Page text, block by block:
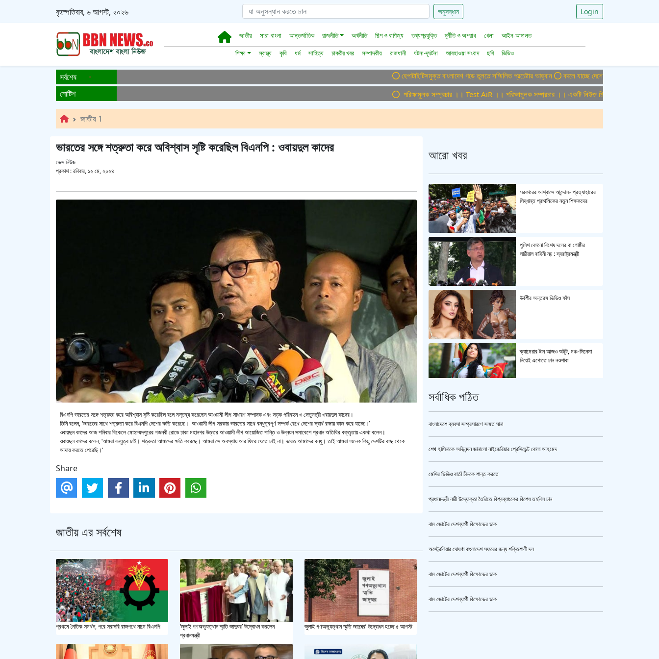
বৃহস্পতিবার, ৬ আগস্ট, ২০২৬ অনুসন্ধান Login
জাতীয় সারা-বাংলা আন্তর্জাতিক রাজনীতি অর্থনীতি শিল্প ও বাণিজ্য তথ্যপ্রযুক্তি দূর্নীতি ও অপরাধ খেলা
আইন-আদালত
শিক্ষা
স্বাস্থ্য কৃষি ধর্ম সাহিত্য চাকরীর খবর সম্পাদকীয় রাজধানী ঘটনা-দূঘর্টনা আবহাওয়া সংবাদ ছবি ভিডিও
সর্বশেষ হেপাটাইটিসমুক্ত বাংলাদেশ গড়ে তুলতে সম্মিলিত প্রচেষ্টার আহ্বান বদলে যাচ্ছে দেশের বিমান ও পর্যটন খাত,
নোটিশ পরিক্ষামুলক সম্প্রচার ।। Test AiR ।। পরিক্ষামুলক সম্প্রচার ।। একটি নিউজ মিডিয়া হাউজের জন্য অফিস
জাতীয় 1
ভারতের সঙ্গে শত্রুতা করে অবিশ্বাস সৃষ্টি করেছিল বিএনপি : ওবায়দুল কাদের
ডেক্স নিউজ
প্রকাশ :রবিবার, ১২ মে, ২০২৪
বিএনপি ভারতের সঙ্গে শত্রুতা করে অবিশ্বাস সৃষ্টি করেছিল বলে মন্তব্য করেছেন আওয়ামী লীগ সাধারণ সম্পাদক এবং সড়ক পরিবহন ও সেতুমন্ত্রী ওবায়দুল কাদের।
তিনি বলেন, ‘ভারতের সাথে শত্রুতা করে বিএনপি দেশের ক্ষতি করেছে। আওয়ামী লীগ সরকার ভারতের সাথে বন্ধুত্বপূর্ণ সম্পর্ক রেখে দেশের স্বার্থ রক্ষায় কাজ করে যাচ্ছে।’
ওবায়দুল কাদের আজ শনিবার বিকেলে মোহাম্মদপুরের গজনবী রোডে ঢাকা মহানগর উত্তর আওয়ামী লীগ আয়োজিত শান্তি ও উন্নয়ন সমাবেশে প্রধান অতিথির বক্তৃতায় একথা বলেন।
ওবায়দুল কাদের বলেন, ‘আমরা বন্ধুত্ব চাই। শত্রুতা আমাদের ক্ষতি করেছে। আমরা সে অবস্থায় আর ফিরে যেতে চাই না। ভারত আমাদের বন্ধু। তাই আমরা অনেক কিছু দেশটির কাছ থেকে
আদায় করতে পেরেছি।’
Share
জাতীয় এর সর্বশেষ
প্রথমে নৈতিক সমর্থন, পরে সরাসরি রাজপথে নামে বিএনপি
‘জুলাই গণঅভ্যুত্থান স্মৃতি জাদুঘর’ উদ্বোধন করলেন
প্রধানমন্ত্রী
জুলাই গণঅভ্যুত্থান স্মৃতি জাদুঘর’ উদ্বোধন হচ্ছে ৫ আগস্ট
আরো খবর
সরকারের আশ্বাসে আন্দোলন প্রত্যাহারের
সিদ্ধান্ত প্রাথমিকের নতুন শিক্ষকদের
পুলিশ কোনো বিশেষ দলের বা গোষ্ঠীর
লাঠিয়াল বাহিনী নয় : স্বরাষ্ট্রমন্ত্রী
উর্বশীর অন্তরঙ্গ ভিডিও ফাঁস
ক্যামেরার টান আজও অটুট, মঞ্চ-সিনেমা
নিয়েই এগোতে চান নওশাবা
আগস্ট
একরামুল হত্যা : হাসিনা-বেনজীরসহ ৮
ভারতের শিক্ষামন্ত্রী ধর্মেন্দ্র প্রধানের
সর্বাধিক পঠিত
বাংলাদেশে ব্যবসা সম্প্রসারণে সম্মত ঘানা
শেখ হাসিনাকে অভিনন্দন জানালো নাইজেরিয়ার প্রেসিডেন্ট বোলা আহমেদ
মেসির ভিডিও বার্তা চীনকে শান্ত করতে
প্রধানমন্ত্রী নারী উদ্যোক্তা তৈরিতে বিশ্বব্যাংকের বিশেষ তহবিল চান
বাম জোটের দেশব্যাপী বিক্ষোভের ডাক
অস্ট্রেলিয়ার ঘোষণা বাংলাদেশ সফরের জন্য শক্তিশালী দল
বাম জোটের দেশব্যাপী বিক্ষোভের ডাক
বাম জোটের দেশব্যাপী বিক্ষোভের ডাক